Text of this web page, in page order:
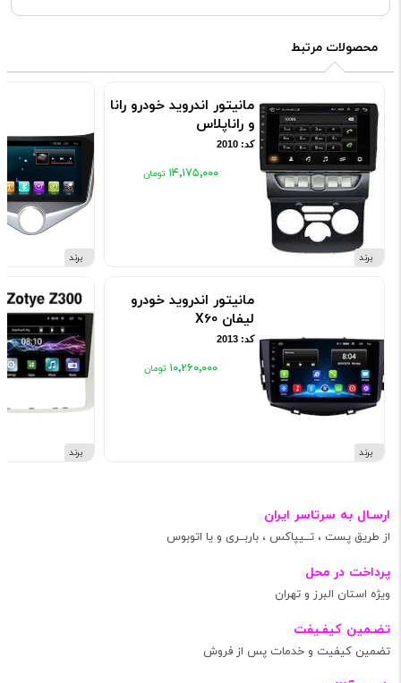
محصولات مرتبط
برند
مانیتور اندروید خودرو رانا
و راناپلاس
کد: 2010
۱۴٬۱۷۵٬۰۰۰
برند
مانیتور اندروید خودرو
لیفان X60
کد: 2013
۱۰٬۲۶۰٬۰۰۰
برند
برند
ارسـال به سرتاسر ایران
از طریق پست ، تــیپاکس ، باربــری و یا اتوبوس
پرداخت در محل
ویژه استان البرز و تهران
تضـمین کیفـیفت
تضمین کیفیت و خدمات پس از فروش